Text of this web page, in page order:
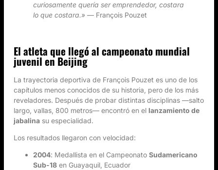
curiosamente quería ser emprendedor, costara
lo que costara.» — François Pouzet
El atleta que llegó al campeonato mundial
juvenil en Beijing
La trayectoria deportiva de François Pouzet es uno de los
capítulos menos conocidos de su historia, pero de los más
reveladores. Después de probar distintas disciplinas —salto
largo, vallas, 800 metros— encontró en el lanzamiento de
jabalina su especialidad.
Los resultados llegaron con velocidad:
2004: Medallista en el Campeonato Sudamericano
Sub-18 en Guayaquil, Ecuador